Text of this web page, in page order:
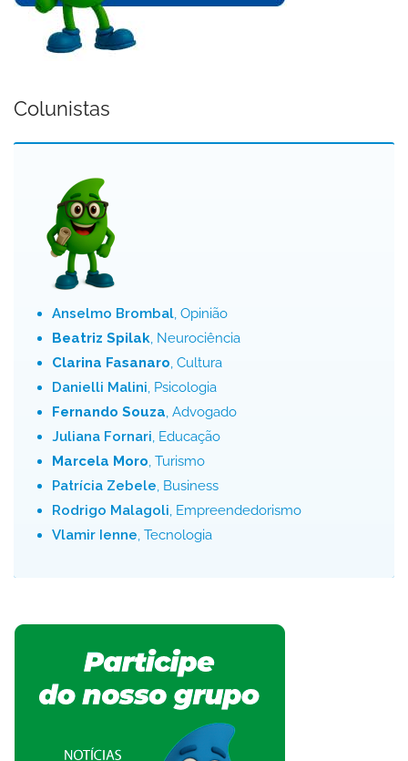
Colunistas
Anselmo Brombal, Opinião
Beatriz Spilak, Neurociência
Clarina Fasanaro, Cultura
Danielli Malini, Psicologia
Fernando Souza, Advogado
Juliana Fornari, Educação
Marcela Moro, Turismo
Patrícia Zebele, Business
Rodrigo Malagoli, Empreendedorismo
Vlamir Ienne, Tecnologia